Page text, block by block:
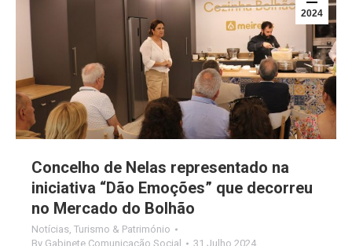
2024
Concelho de Nelas representado na
iniciativa “Dão Emoções” que decorreu
no Mercado do Bolhão
Notícias Turismo & Património
By Gabinete Comunicação Social 31 Julho 2024